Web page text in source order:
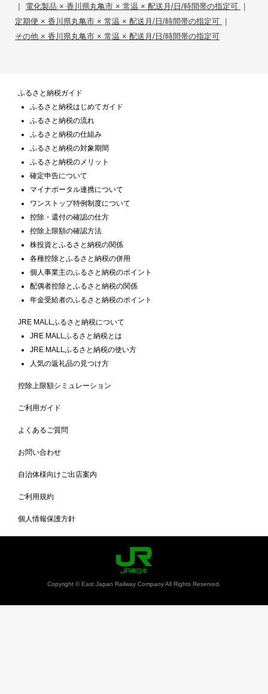
| 電化製品 × 香川県丸亀市 × 常温 × 配送月/日/時間帯の指定可 |
定期便 × 香川県丸亀市 × 常温 × 配送月/日/時間帯の指定可 |
その他 × 香川県丸亀市 × 常温 × 配送月/日/時間帯の指定可
ふるさと納税ガイド
ふるさと納税はじめてガイド
ふるさと納税の流れ
ふるさと納税の仕組み
ふるさと納税の対象期間
ふるさと納税のメリット
確定申告について
マイナポータル連携について
ワンストップ特例制度について
控除・還付の確認の仕方
控除上限額の確認方法
株投資とふるさと納税の関係
各種控除とふるさと納税の併用
個人事業主のふるさと納税のポイント
配偶者控除とふるさと納税の関係
年金受給者のふるさと納税のポイント
JRE MALLふるさと納税について
JRE MALLふるさと納税とは
JRE MALLふるさと納税の使い方
人気の返礼品の見つけ方
控除上限額シミュレーション
ご利用ガイド
よくあるご質問
お問い合わせ
自治体様向けご出店案内
ご利用規約
個人情報保護方針
Copyright © East Japan Railway Company All Rights Reserved.